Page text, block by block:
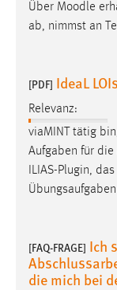
Über Moodle
ab, nimmst an
[PDF] IdeaL LOIs
Relevanz:
viaMINT tätig
Aufgaben für die
ILIAS-Plugin,
[FAQ-FRAGE] Ich
die mich bei
STATISTIK
unsere
Name:
_pk_ref,
Zweck:
Cookie
Max. 13